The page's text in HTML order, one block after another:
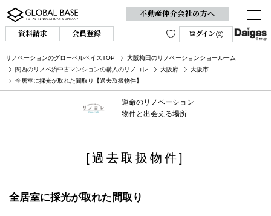
不動産仲介会社の方へ
資料請求
会員登録 ログイン
リノベーションのグローベルベイスTOP
大阪梅田のリノベーションショールーム
関西のリノベ済中古マンションの購入のリノコレ
大阪府
大阪市
全居室に採光が取れた間取り【過去取扱物件】
運命のリノベーション
物件と出会える場所
[過去取扱物件]
全居室に採光が取れた間取り